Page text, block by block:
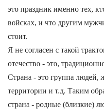
это праздник именно тех,
войсках, и что другим
стоит.
Я не согласен с такой
отечество - это,
Страна - это группа людей,
территории и т.д. Таким
страна - родные (близкие)